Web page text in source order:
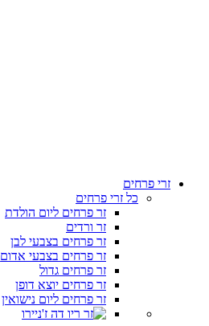
זרי פרחים
כל זרי פרחים
זר פרחים ליום הולדת
זר ורדים
זר פרחים בצבעי לבן
זר פרחים בצבעי אדום
זר פרחים גדול
זר פרחים יוצא דופן
זר פרחים ליום נישואין